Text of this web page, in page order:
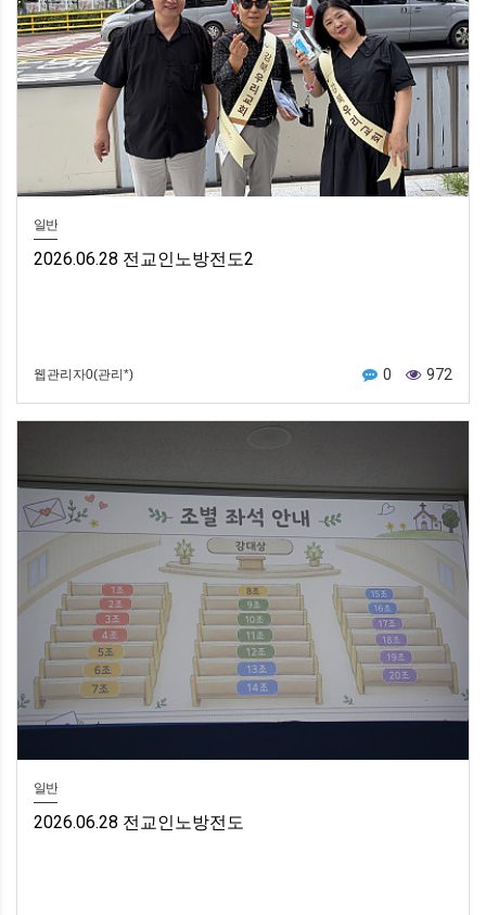
일반
2026.06.28 전교인노방전도2
웹관리자0(관리*) 0 972
일반
2026.06.28 전교인노방전도